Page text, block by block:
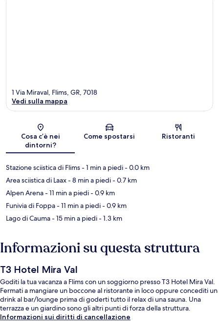
Mappa
1 Via Miraval, Flims, GR, 7018
Vedi sulla mappa
Cosa c’è nei
dintorni?
Come spostarsi Ristoranti
Stazione sciistica di Flims- 1 min a piedi- 0.0 km
Area sciistica di Laax- 8 min a piedi- 0.7 km
Alpen Arena- 11 min a piedi- 0.9 km
Funivia di Foppa- 11 min a piedi- 0.9 km
Lago di Cauma- 15 min a piedi- 1.3 km
Informazioni su questa struttura
T3 Hotel Mira Val
Goditi la tua vacanza a Flims con un soggiorno presso T3 Hotel Mira Val.
Fermati a mangiare un boccone al ristorante in loco oppure concediti un
drink al bar/lounge prima di goderti tutto il relax di una sauna. Una
terrazza e un giardino sono gli altri punti di forza della struttura.
Informazioni sui diritti di cancellazione